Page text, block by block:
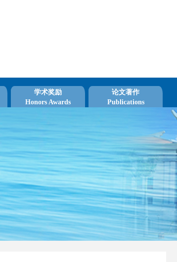
学术奖励
Honors Awards
论文著作
Publications